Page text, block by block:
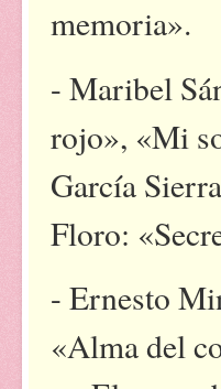
memoria».
- Maribel
rojo», «Mi
García
Floro:
- Ernesto
«Alma del